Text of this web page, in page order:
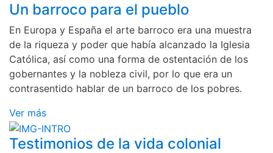
Un barroco para el pueblo
En Europa y España el arte barroco era una muestra
de la riqueza y poder que había alcanzado la Iglesia
Católica, así como una forma de ostentación de los
gobernantes y la nobleza civil, por lo que era un
contrasentido hablar de un barroco de los pobres.
Ver más
Testimonios de la vida colonial